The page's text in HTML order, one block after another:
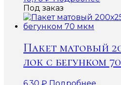
Под заказ
Пакет матовый
лок с бегунком